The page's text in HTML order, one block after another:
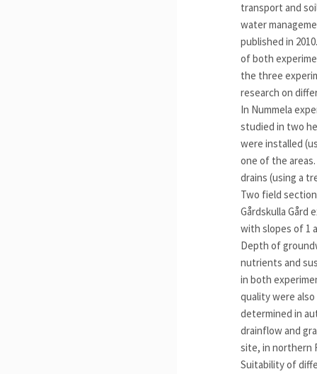
transport and
water
published in
of both
the three
research on
In Nummela
studied in two
were installed
one of the
drains (using a
Two field
Gårdskulla
with slopes of 1
Depth of
nutrients and
in both
quality were
determined in
drainflow and
site, in northern
Suitability of